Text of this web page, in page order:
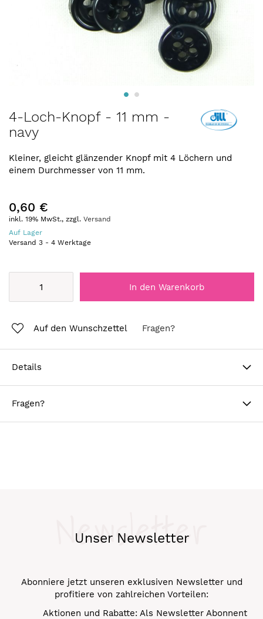
Anfang
der
springen
4-Loch-Knopf - 11 mm -
navy
Kleiner, gleicht glänzender Knopf mit 4 Löchern und
einem Durchmesser von 11 mm.
0,60 €
inkl. 19% MwSt., zzgl. Versand
Auf Lager
Versand 3 - 4 Werktage
In den Warenkorb
Auf den Wunschzettel Fragen?
Details
Fragen?
Unser Newsletter
Newsletter
Abonniere jetzt unseren exklusiven Newsletter und
profitiere von zahlreichen Vorteilen:
Aktionen und Rabatte: Als Newsletter Abonnent